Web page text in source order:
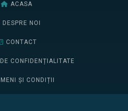
ACASA
DESPRE NOI
CONTACT
CONFIDENȚIALITATE
ȘI CONDIȚII